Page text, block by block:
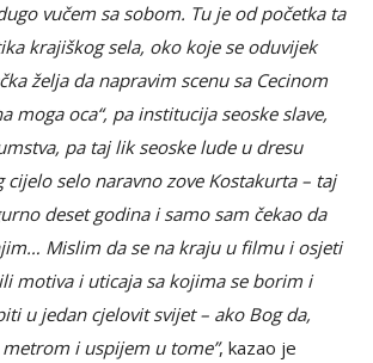
vučem sa sobom. Tu je od početka ta
krajiškog sela, oko koje se oduvijek
želja da napravim scenu sa Cecinom
moga oca“, pa institucija seoske slave,
pa taj lik seoske lude u dresu
cijelo selo naravno zove Kostakurta – taj
deset godina i samo sam čekao da
Mislim da se na kraju u filmu i osjeti
motiva i uticaja sa kojima se borim i
u jedan cjelovit svijet – ako Bog da,
i uspijem u tome”, kazao je